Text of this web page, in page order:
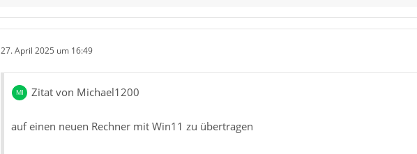
27. April 2025 um 16:49
Zitat von Michael1200
auf einen neuen Rechner mit Win11 zu übertragen